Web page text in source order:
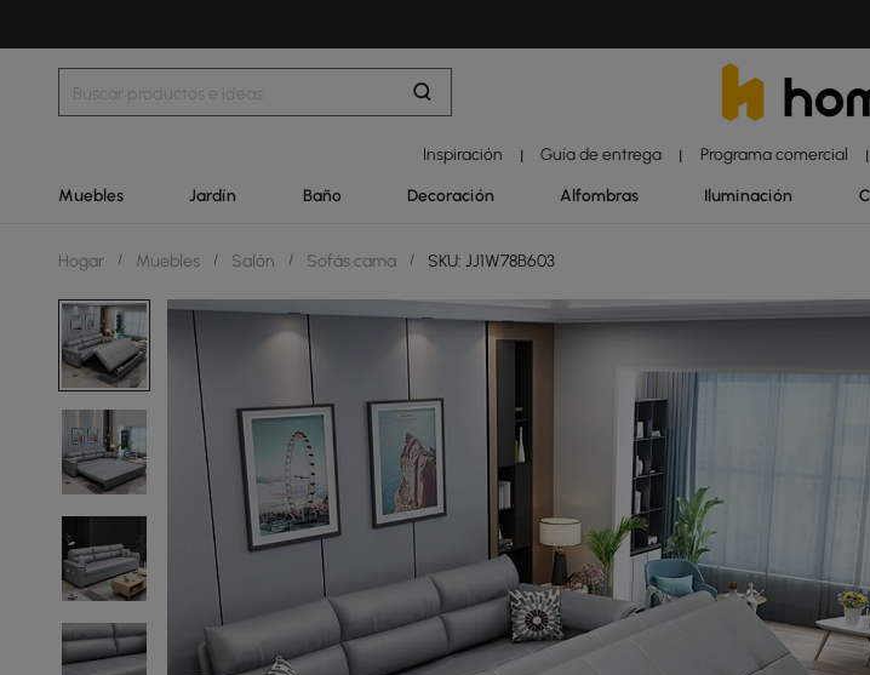
Inspiración | Guía de entrega | Programa comercial |
Muebles Jardín Baño Decoración Alfombras Iluminación
Hogar / Muebles / Salón / Sofás cama / SKU: JJ1W78B603